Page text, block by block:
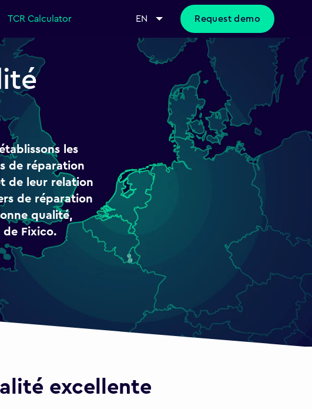
TCR Calculator EN Request demo
les
de réparation
de leur relation
de réparation
qualité,
Fixico.
excellente